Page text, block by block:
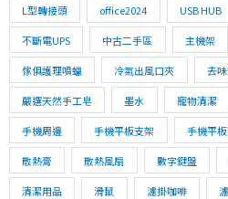
L型轉接頭 office2024 USB HUB
不斷電UPS 中古二手區 主機架
傢俱護理噴蠟 冷氣出風口夾 去
嚴選天然手工皂 墨水 寵物清潔
手機周邊 手機平板支架 手機平
散熱膏 散熱風扇 數字鍵盤
清潔用品 滑鼠 濾掛咖啡